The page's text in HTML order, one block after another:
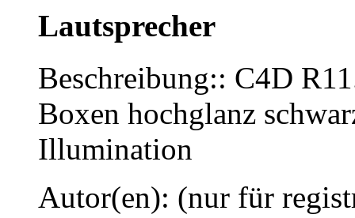
Lautsprecher
Beschreibung:: C4D
Boxen hochglanz
Illumination
Autor(en): (nur für